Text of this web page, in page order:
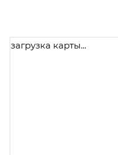
загрузка карты...